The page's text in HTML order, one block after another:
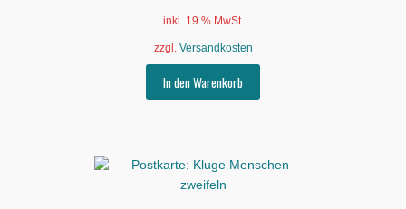
inkl. 19 % MwSt.
zzgl. Versandkosten
In den Warenkorb